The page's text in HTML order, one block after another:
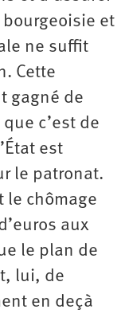
et
ne suffit
Cette
gagné de
c’est de
est
le patronat.
le chômage
aux
le plan de
lui, de
en deçà